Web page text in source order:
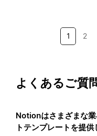
1 2
よくあるご質
Notionはさまざまな
トテンプレートを提